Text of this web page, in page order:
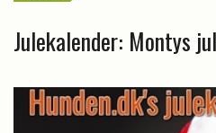
Julekalender: Montys